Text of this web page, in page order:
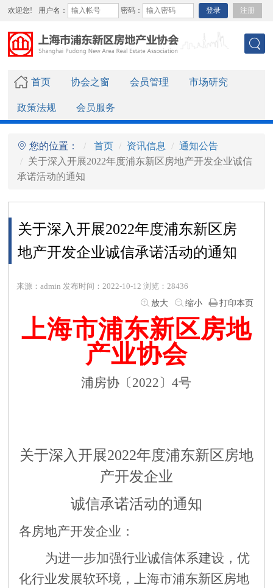
欢迎您! 用户名： 密码： 登录 注册
首页 协会之窗 会员管理 市场研究
政策法规 会员服务
您的位置： 首页 资讯信息
通知公告
关于深入开展2022年度浦东新区房地产开发企业诚信
承诺活动的通知
关于深入开展2022年度浦东新区房
地产开发企业诚信承诺活动的通知
来源：admin 发布时间：2022-10-12 浏览：28436
放大
缩小 打印本页
上海市浦东新区房地
产业协会
浦房协〔2022〕4号
关于深入 开展2022年度浦东新区房地
产开发企业
诚信承诺活动的通知
各房地产开发企业：
为进一步加强行业诚信体系建设，优
化行业发展软环境，上海市浦东新区房地